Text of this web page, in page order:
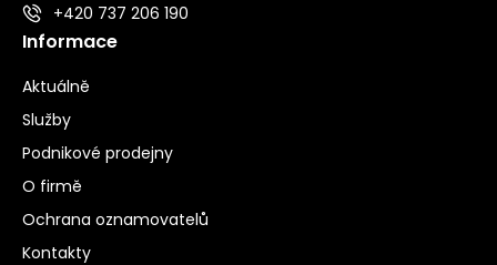
+420 737 206 190
Informace
Aktuálně
Služby
Podnikové prodejny
O firmě
Ochrana oznamovatelů
Kontakty